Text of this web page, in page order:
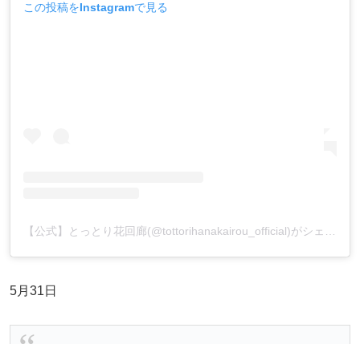
この投稿をInstagramで見る
5月31日